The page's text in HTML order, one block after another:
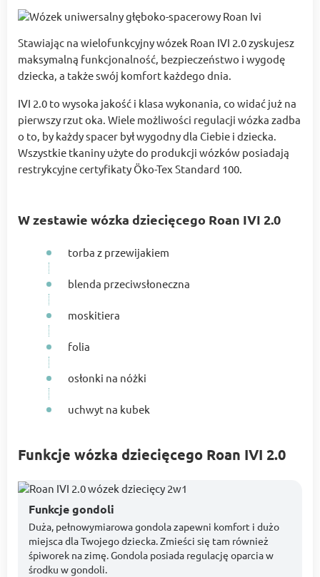
Stawiając na wielofunkcyjny wózek Roan IVI 2.0 zyskujesz
maksymalną funkcjonalność, bezpieczeństwo i wygodę
dziecka, a także swój komfort każdego dnia.
IVI 2.0 to wysoka jakość i klasa wykonania, co widać już na
pierwszy rzut oka. Wiele możliwości regulacji wózka zadba
o to, by każdy spacer był wygodny dla Ciebie i dziecka.
Wszystkie tkaniny użyte do produkcji wózków posiadają
restrykcyjne certyfikaty Öko-Tex Standard 100.
W zestawie wózka dziecięcego Roan IVI 2.0
torba z przewijakiem
blenda przeciwsłoneczna
moskitiera
folia
osłonki na nóżki
uchwyt na kubek
Funkcje wózka dziecięcego Roan IVI 2.0
Funkcje gondoli
Duża, pełnowymiarowa gondola zapewni komfort i dużo
miejsca dla Twojego dziecka. Zmieści się tam również
śpiworek na zimę. Gondola posiada regulację oparcia w
środku w gondoli.